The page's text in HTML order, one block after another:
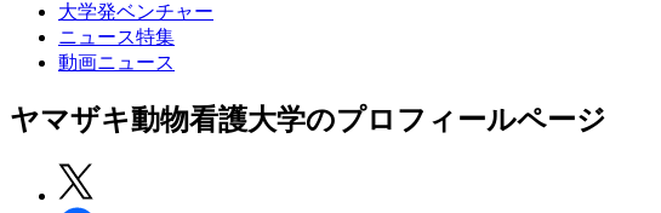
大学発ベンチャー
ニュース特集
動画ニュース
ヤマザキ動物看護大学のプロフィールページ